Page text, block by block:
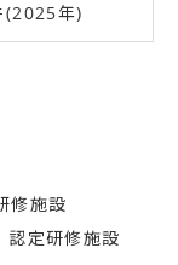
(2025年)
修施設
認定研修施設